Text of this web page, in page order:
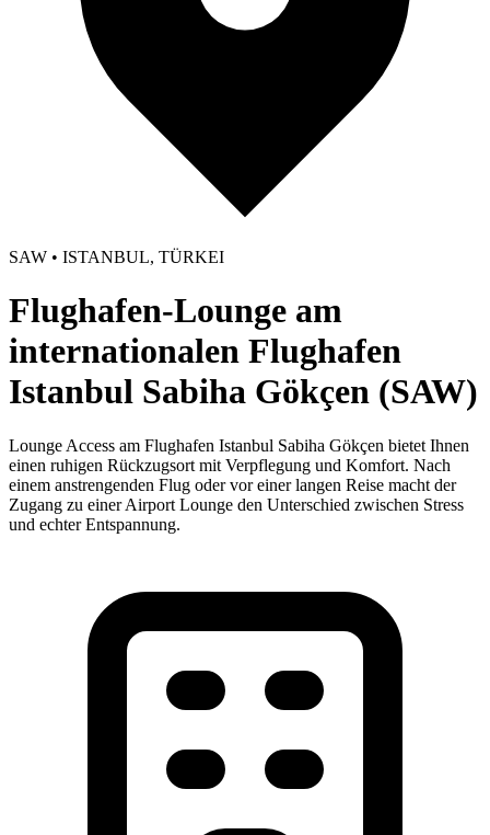
SAW • ISTANBUL, TÜRKEI
Flughafen-Lounge am
internationalen Flughafen
Istanbul Sabiha Gökçen (SAW)
Lounge Access am Flughafen Istanbul Sabiha Gökçen bietet Ihnen
einen ruhigen Rückzugsort mit Verpflegung und Komfort. Nach
einem anstrengenden Flug oder vor einer langen Reise macht der
Zugang zu einer Airport Lounge den Unterschied zwischen Stress
und echter Entspannung.